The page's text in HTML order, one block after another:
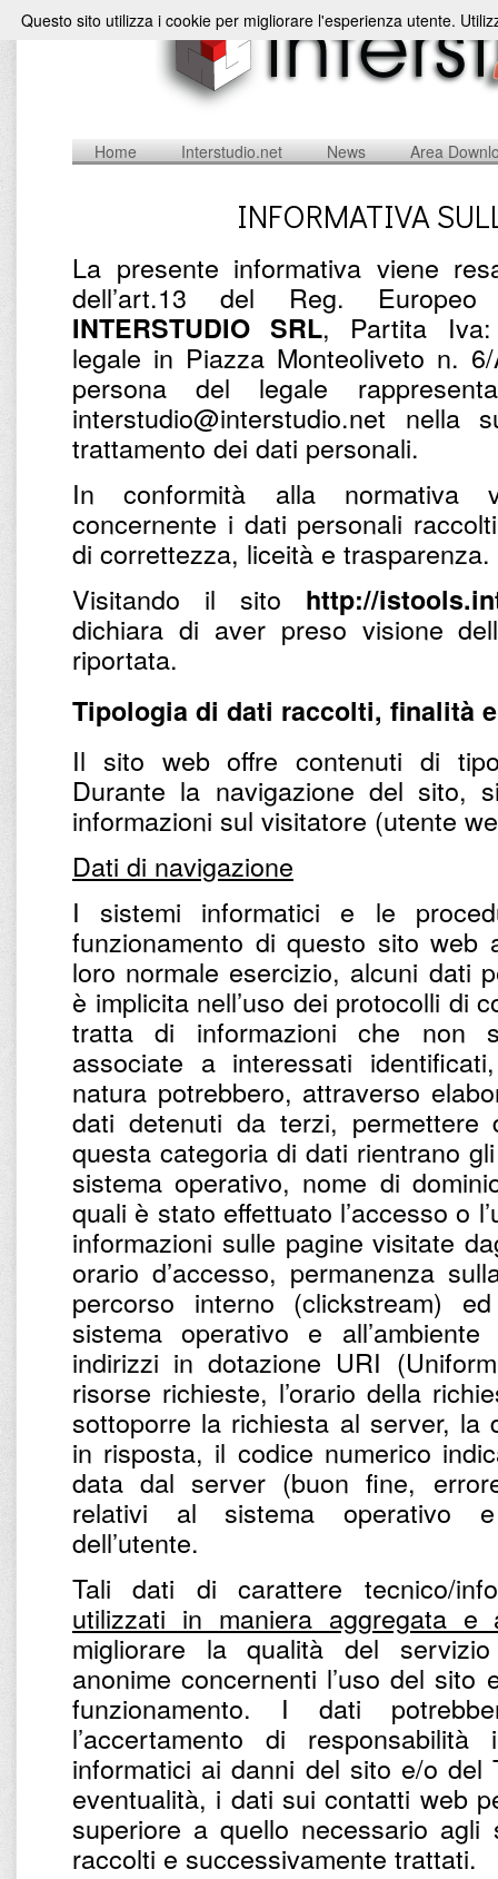
Home Interstudio.net News Area
INFORMATIVA
La presente informativa viene
dell’art.13 del Reg.
INTERSTUDIO SRL, Partita Iva:
legale in Piazza Monteoliveto n.
persona del legale
interstudio@interstudio.net
trattamento dei dati personali.
In conformità alla normativa
concernente i dati personali
di correttezza, liceità e trasparenza.
Visitando il sito http://
dichiara di aver preso visione
riportata.
Tipologia di dati raccolti, finalità
Il sito web offre contenuti di
Durante la navigazione del sito,
informazioni sul visitatore (utente
Dati di navigazione
I sistemi informatici e le
funzionamento di questo sito web
loro normale esercizio, alcuni dati
è implicita nell’uso dei protocolli di
tratta di informazioni che non
associate a interessati
natura potrebbero, attraverso
dati detenuti da terzi,
questa categoria di dati rientrano
sistema operativo, nome di
quali è stato effettuato l’accesso o
informazioni sulle pagine visitate
orario d’accesso, permanenza
percorso interno (clickstream)
sistema operativo e all’ambiente
indirizzi in dotazione URI
risorse richieste, l’orario della
sottoporre la richiesta al server, la
in risposta, il codice numerico
data dal server (buon fine,
relativi al sistema operativo e
dell’utente.
Tali dati di carattere tecnico/
utilizzati in maniera aggregata e
migliorare la qualità del
anonime concernenti l’uso del
funzionamento. I dati
l’accertamento di
informatici ai danni del sito e/o del
eventualità, i dati sui contatti web
superiore a quello necessario
raccolti e successivamente trattati.
Questo sito utilizza i cookie per migliorare l'esperienza utente.